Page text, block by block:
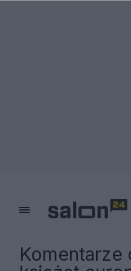
Komentarze